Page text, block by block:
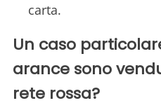
carta.
Un caso
arance sono
rete rossa?